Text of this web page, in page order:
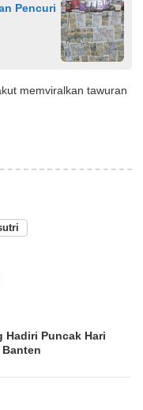
Pencuri
memviralkan tawuran
Hadiri Puncak Hari
Banten